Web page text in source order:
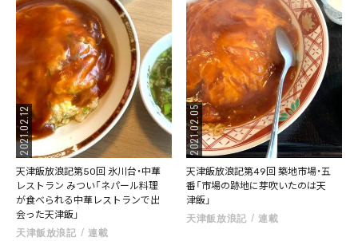
2021.02.12
天津飯放浪記第50回 氷川台・中華
レストラン みつい「ネパール料理
が食べられる中華レストランで出
会った天津飯」
天津飯放浪記 連載
2021.02.05
天津飯放浪記第49回 築地市場・五
番「市場の跡地に芽吹いたのは天
津飯」
天津飯放浪記 連載